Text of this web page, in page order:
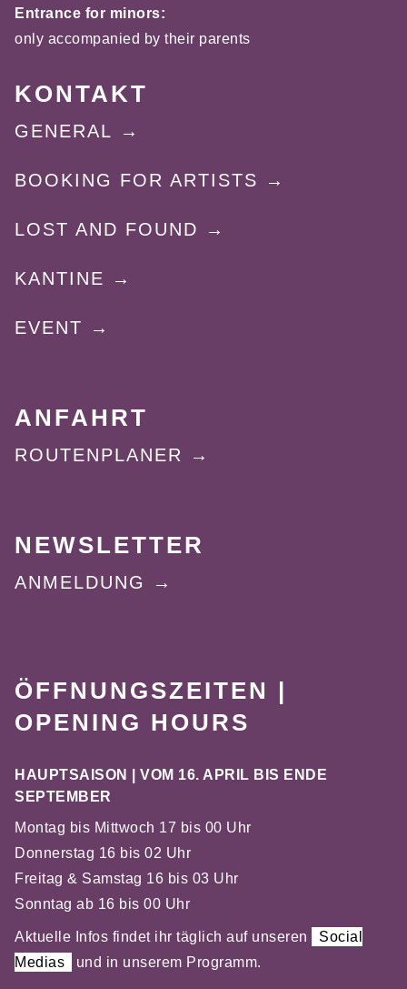
Entrance for minors:
only accompanied by their parents
KONTAKT
GENERAL
BOOKING FOR ARTISTS
LOST AND FOUND
KANTINE
EVENT
ANFAHRT
ROUTENPLANER
NEWSLETTER
ANMELDUNG
ÖFFNUNGSZEITEN |
OPENING HOURS
HAUPTSAISON | VOM 16. APRIL BIS ENDE
SEPTEMBER
Montag bis Mittwoch 17 bis 00 Uhr
Donnerstag 16 bis 02 Uhr
Freitag & Samstag 16 bis 03 Uhr
Sonntag ab 16 bis 00 Uhr
Aktuelle Infos findet ihr täglich auf unseren
Social
Medias
und in unserem Programm.